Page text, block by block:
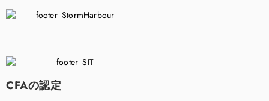
CFAの認定